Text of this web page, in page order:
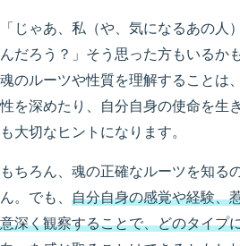
「じゃあ、私（や、気になるあの人
んだろう？」そう思った方もいるか
魂のルーツや性質を理解することは
性を深めたり、自分自身の使命を生
も大切なヒントになります。
もちろん、魂の正確なルーツを知る
ん。でも、 自分自身の感覚や経験、
意深く観察することで、どのタイプ